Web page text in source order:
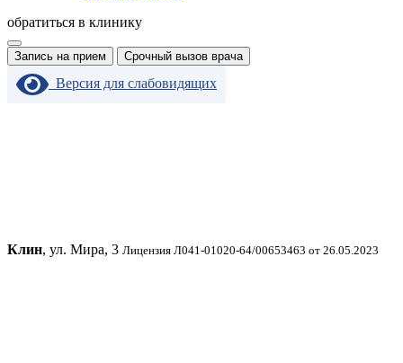
обратиться в клинику
Запись на прием Срочный вызов врача
Версия для слабовидящих
Клин, ул. Мира, 3 Лицензия Л041-01020-64/00653463 от 26.05.2023